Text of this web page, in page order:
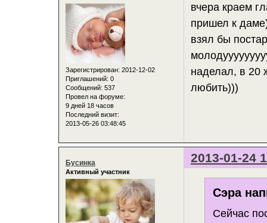
Зарегистрирован: 2012-12-02
Приглашений: 0
Сообщений: 537
Провел на форуме:
9 дней 18 часов
Последний визит:
2013-05-26 03:48:45
вчера краем
пришел к
взял бы
наделал, в 20
любить)))
2013-01-24
Бусинка
Активный участник
Сэра
Сейчас